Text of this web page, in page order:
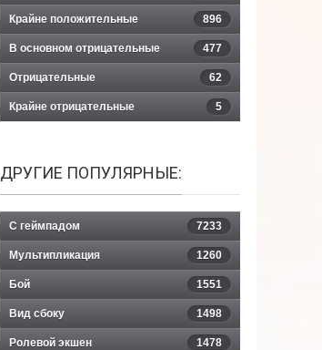
Крайне положительные 896
В основном отрицательные 477
Отрицательные 62
Крайне отрицательные 5
ДРУГИЕ ПОПУЛЯРНЫЕ:
С геймпадом 7233
Мультипликация 1260
Бой 1551
Вид сбоку 1498
Ролевой экшен 1478